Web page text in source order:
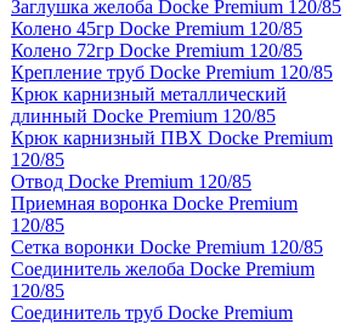
Заглушка желоба Docke Premium 120/85
Колено 45гр Docke Premium 120/85
Колено 72гр Docke Premium 120/85
Крепление труб Docke Premium 120/85
Крюк карнизный металлический
длинный Docke Premium 120/85
Крюк карнизный ПВХ Docke Premium
120/85
Отвод Docke Premium 120/85
Приемная воронка Docke Premium
120/85
Сетка воронки Docke Premium 120/85
Соединитель желоба Docke Premium
120/85
Соединитель труб Docke Premium